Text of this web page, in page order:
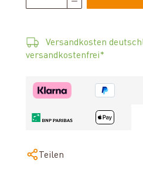
Versandkosten
versandkostenfrei*
Teilen